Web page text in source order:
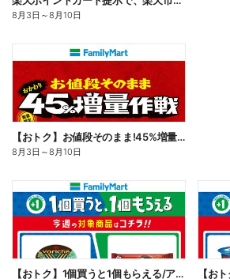
8月3日 ～8月10日
【おトク】お値段そのまま!45%増量作戦!
8月3日 ～8月10日
【おトク】1個買うと1個もらえる/アイス